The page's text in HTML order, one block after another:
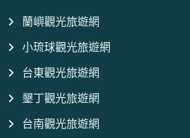
蘭嶼觀光旅遊網
小琉球觀光旅遊網
台東觀光旅遊網
墾丁觀光旅遊網
台南觀光旅遊網